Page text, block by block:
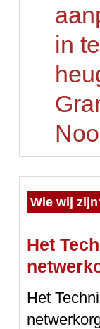
in
Wie wij
Het
Het